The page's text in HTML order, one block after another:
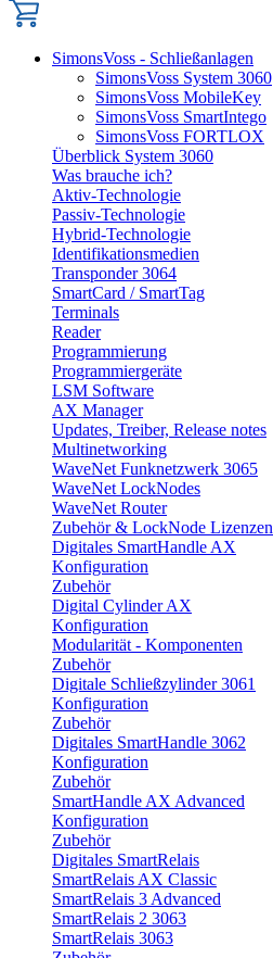
SimonsVoss - Schließanlagen
SimonsVoss System 3060
SimonsVoss MobileKey
SimonsVoss SmartIntego
SimonsVoss FORTLOX
Überblick System 3060
Was brauche ich?
Aktiv-Technologie
Passiv-Technologie
Hybrid-Technologie
Identifikationsmedien
Transponder 3064
SmartCard / SmartTag
Terminals
Reader
Programmierung
Programmiergeräte
LSM Software
AX Manager
Updates, Treiber, Release notes
Multinetworking
WaveNet Funknetzwerk 3065
WaveNet LockNodes
WaveNet Router
Zubehör & LockNode Lizenzen
Digitales SmartHandle AX
Konfiguration
Zubehör
Digital Cylinder AX
Konfiguration
Modularität - Komponenten
Zubehör
Digitale Schließzylinder 3061
Konfiguration
Zubehör
Digitales SmartHandle 3062
Konfiguration
Zubehör
SmartHandle AX Advanced
Konfiguration
Zubehör
Digitales SmartRelais
SmartRelais AX Classic
SmartRelais 3 Advanced
SmartRelais 2 3063
SmartRelais 3063